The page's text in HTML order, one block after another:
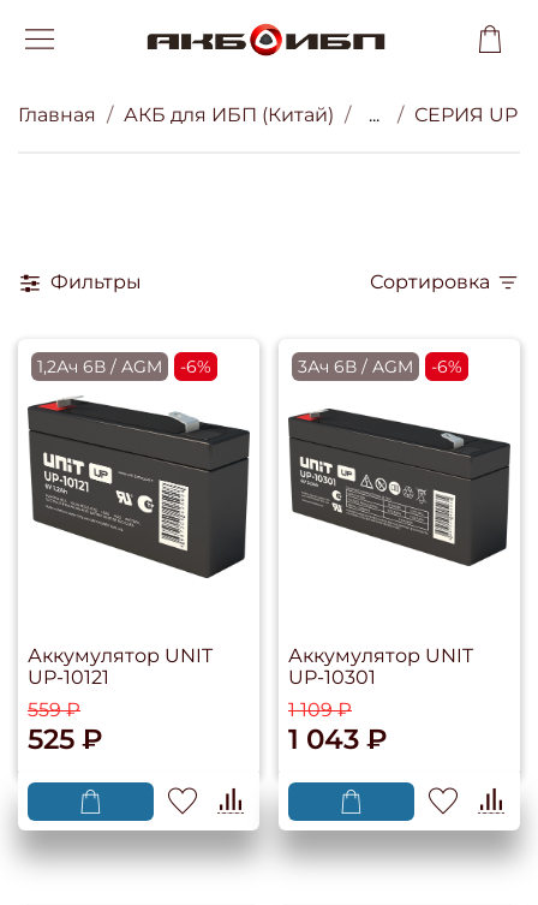
Главная АКБ для ИБП (Китай) ... СЕРИЯ UP
Фильтры Сортировка
1,2Ач 6В / AGM -6%
Аккумулятор UNIT
UP-10121
559 ₽
525 ₽
3Ач 6В / AGM -6%
Аккумулятор UNIT
UP-10301
1 109 ₽
1 043 ₽